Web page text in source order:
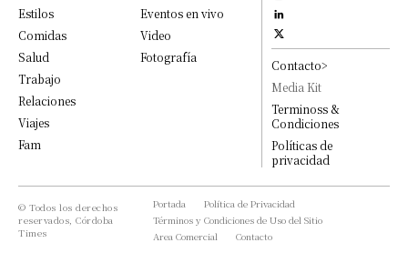
Estilos
Comidas
Salud
Trabajo
Relaciones
Viajes
Fam
Eventos en vivo
Video
Fotografía
Contacto>
Media Kit
Terminoss &
Condiciones
Políticas de
privacidad
© Todos los derechos
reservados, Córdoba
Times
Portada
Política de Privacidad
Términos y Condiciones de Uso del Sitio
Area Comercial
Contacto